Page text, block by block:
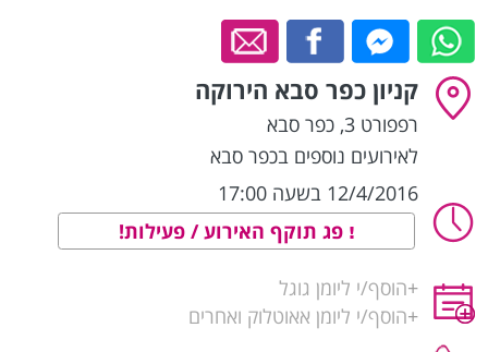
קניון כפר סבא הירוקה
רפפורט 3 , כפר סבא
לאירועים נוספים בכפר סבא
12/4/2016 בשעה 17:00
פג תוקף האירוע / פעילות!
+הוסף/י ליומן גוגל
+הוסף/י ליומן אאוטלוק ואחרים